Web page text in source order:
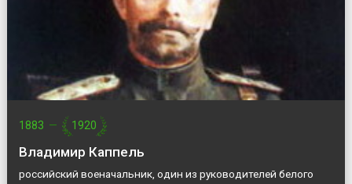
1883 — 1920
Владимир Каппель
российский военачальник, один из руководителей белого